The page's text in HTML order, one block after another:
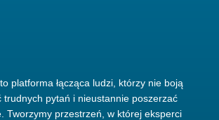
platforma łącząca ludzi, którzy nie boją
trudnych pytań i nieustannie poszerzać
Tworzymy przestrzeń, w której eksperci